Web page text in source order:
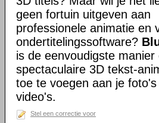
geen fortuin uitgeven aan
professionele animatie en
ondertitelingssoftware?
is de eenvoudigste manier
spectaculaire 3D tekst-
toe te voegen aan je foto's
video's.
Stel een correctie voor